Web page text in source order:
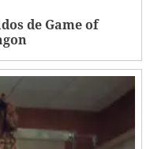
de Game of